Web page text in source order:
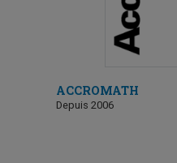
ACCROMATH
Depuis 2006